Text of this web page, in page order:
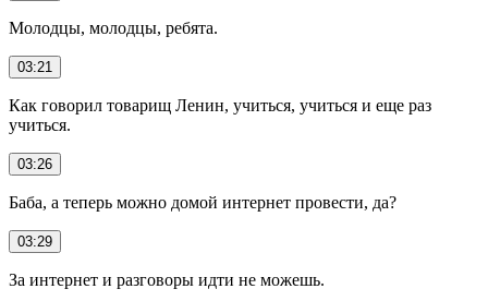
Молодцы, молодцы, ребята.
03:21
Как говорил товарищ Ленин, учиться, учиться и еще раз
учиться.
03:26
Баба, а теперь можно домой интернет провести, да?
03:29
За интернет и разговоры идти не можешь.